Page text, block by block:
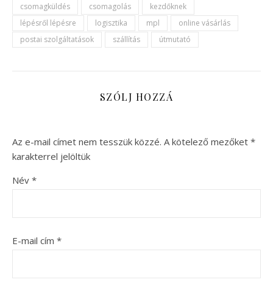
csomagküldés csomagolás
kezdőknek
lépésről lépésre
logisztika mpl
online vásárlás
postai szolgáltatások
szállítás útmutató
SZÓLJ HOZZÁ
Az e-mail címet nem tesszük közzé. A kötelező mezőket *
karakterrel jelöltük
Név *
E-mail cím *